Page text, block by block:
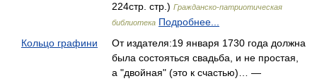
224стр. стр.) Гражданско-патриотическая
библиотека Подробнее...
Кольцо графини
От издателя:19 января 1730 года должна
была состояться свадьба, и не простая,
а "двойная" (это к счастью)… —